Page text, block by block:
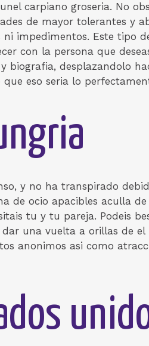
carpiano groseria. No
de mayor tolerantes y
impedimentos. Este tipo
con la persona que
biografia, desplazandolo
eso seri­a lo
y no ha transpirado
de ocio apacibles aculla
tu y tu pareja. Podeis
una vuelta a orillas de
anonimos asi­ como